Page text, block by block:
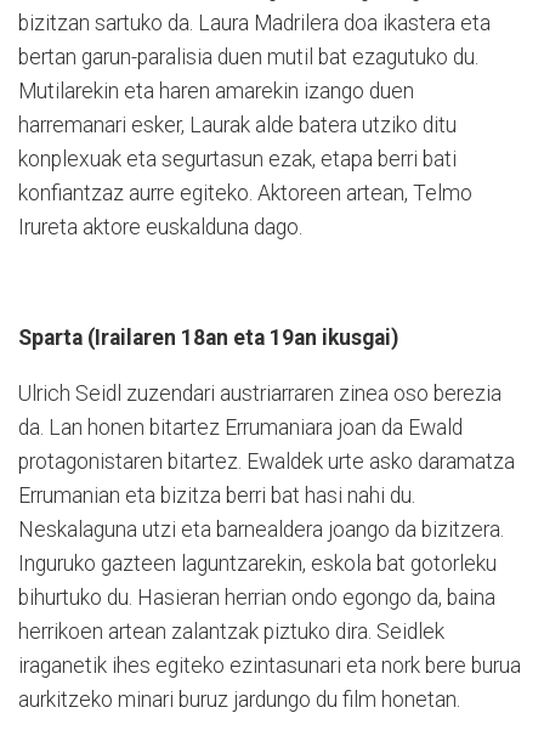
bizitzan sartuko da. Laura Madrilera doa ikastera eta
bertan garun-paralisia duen mutil bat ezagutuko du.
Mutilarekin eta haren amarekin izango duen
harremanari esker, Laurak alde batera utziko ditu
konplexuak eta segurtasun ezak, etapa berri bati
konfiantzaz aurre egiteko. Aktoreen artean, Telmo
Irureta aktore euskalduna dago.
Sparta (Irailaren 18an eta 19an ikusgai)
Ulrich Seidl zuzendari austriarraren zinea oso berezia
da. Lan honen bitartez Errumaniara joan da Ewald
protagonistaren bitartez. Ewaldek urte asko daramatza
Errumanian eta bizitza berri bat hasi nahi du.
Neskalaguna utzi eta barnealdera joango da bizitzera.
Inguruko gazteen laguntzarekin, eskola bat gotorleku
bihurtuko du. Hasieran herrian ondo egongo da, baina
herrikoen artean zalantzak piztuko dira. Seidlek
iraganetik ihes egiteko ezintasunari eta nork bere burua
aurkitzeko minari buruz jardungo du film honetan.